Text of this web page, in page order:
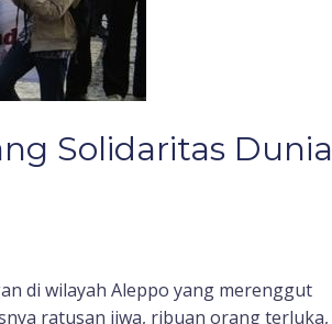
Solidaritas Dunia
di wilayah Aleppo yang merenggut
ratusan jiwa, ribuan orang terluka,